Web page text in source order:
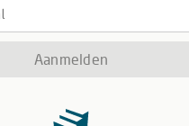
Aanmelden